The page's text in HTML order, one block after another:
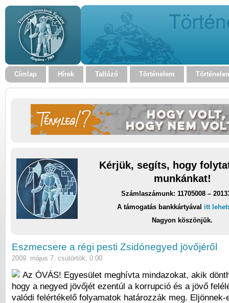
Címlap Hírek Tallózó Történelem
Kérjük, segíts, hogy
munkánkat!
Számlaszámunk: 11705008 –
A támogatás bankkártyával itt
Nagyon köszönjük.
Eszmecsere a régi pesti Zsidónegyed jövőjéről
2009. május 7. csütörtök, 0:00
Az ÓVÁS! Egyesület meghívta mindazokat, akik
hogy a negyed jövőjét ezentúl a korrupció és a jövő
valódi felértékelő folyamatok határozzák meg. Eljönnek-